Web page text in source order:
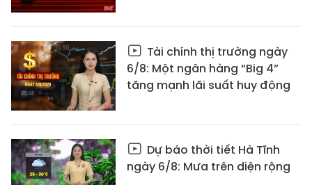
Tài chính thị trường ngày
6/8: Một ngân hàng “Big 4”
tăng mạnh lãi suất huy động
Dự báo thời tiết Hà Tĩnh
ngày 6/8: Mưa trên diện rộng